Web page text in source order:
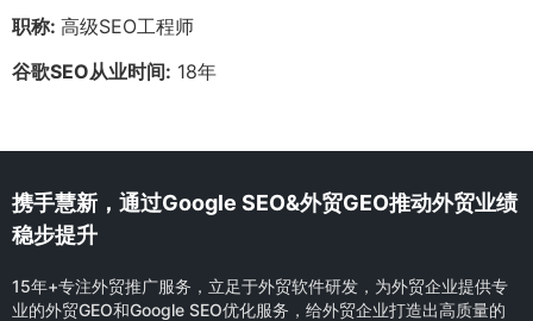
职称: 高级SEO工程师
谷歌SEO从业时间: 18年
携手慧新，通过Google SEO&外贸GEO推动外贸业绩
稳步提升
15年+专注外贸推广服务，立足于外贸软件研发，为外贸企业提供专
业的外贸GEO和Google SEO优化服务，给外贸企业打造出高质量的